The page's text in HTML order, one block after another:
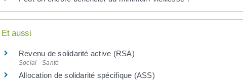
Et aussi
Revenu de solidarité active (RSA)
Social - Santé
Allocation de solidarité spécifique (ASS)